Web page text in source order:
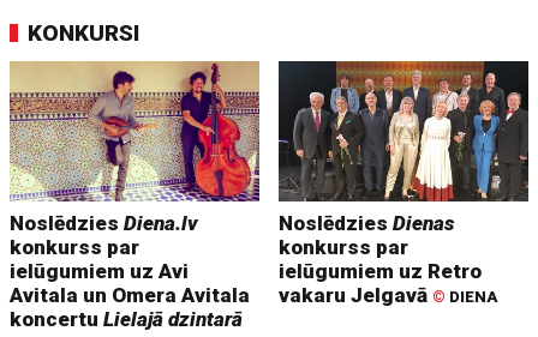
KONKURSI
NoslēdziesDiena.lv
konkurss par
ielūgumiem uz Avi
Avitala un Omera Avitala
koncertuLielajā dzintarā
NoslēdziesDienas
konkurss par
ielūgumiem uz Retro
vakaru Jelgavā © DIENA